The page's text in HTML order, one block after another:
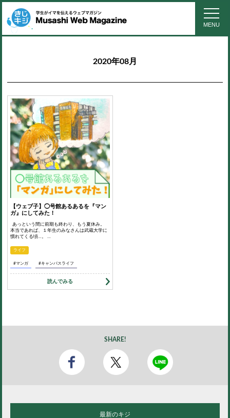
MENU
2020年08月
【ウェブ子】◯号館あるあるを『マン
ガ』にしてみた！
あっという間に前期も終わり、もう夏休み。
本当であれば、１年生のみなさんは武蔵大学に
慣れてくる頃…。 …
ライフ
#マンガ #キャンパスライフ
読んでみる
SHARE!
最新のキジ